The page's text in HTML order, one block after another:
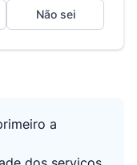
Não sei
a